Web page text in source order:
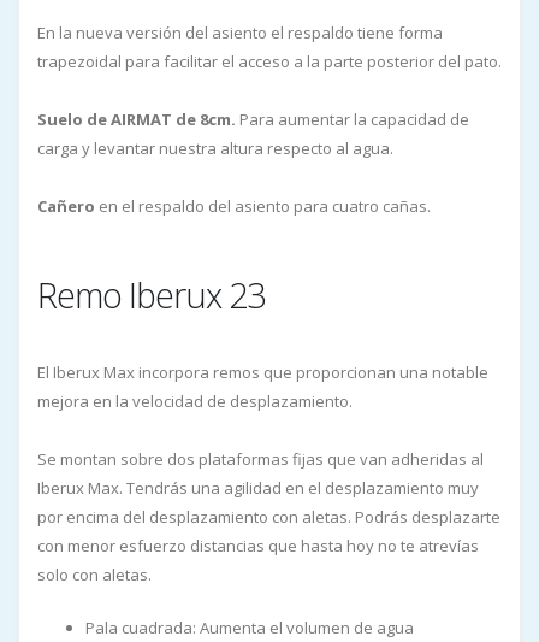
En la nueva versión del asiento el respaldo tiene forma
trapezoidal para facilitar el acceso a la parte posterior del pato.
Suelo de AIRMAT de 8cm. Para aumentar la capacidad de
carga y levantar nuestra altura respecto al agua.
Cañero en el respaldo del asiento para cuatro cañas.
Remo Iberux 23
El Iberux Max incorpora remos que proporcionan una notable
mejora en la velocidad de desplazamiento.
Se montan sobre dos plataformas fijas que van adheridas al
Iberux Max. Tendrás una agilidad en el desplazamiento muy
por encima del desplazamiento con aletas. Podrás desplazarte
con menor esfuerzo distancias que hasta hoy no te atrevías
solo con aletas.
Pala cuadrada: Aumenta el volumen de agua